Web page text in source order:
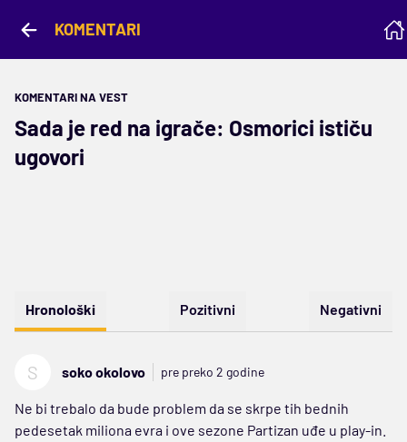
KOMENTARI
KOMENTARI NA VEST
Sada je red na igrače: Osmorici ističu
ugovori
Hronološki Pozitivni Negativni
S soko okolovo pre preko 2 godine
Ne bi trebalo da bude problem da se skrpe tih bednih
pedesetak miliona evra i ove sezone Partizan uđe u play-in.